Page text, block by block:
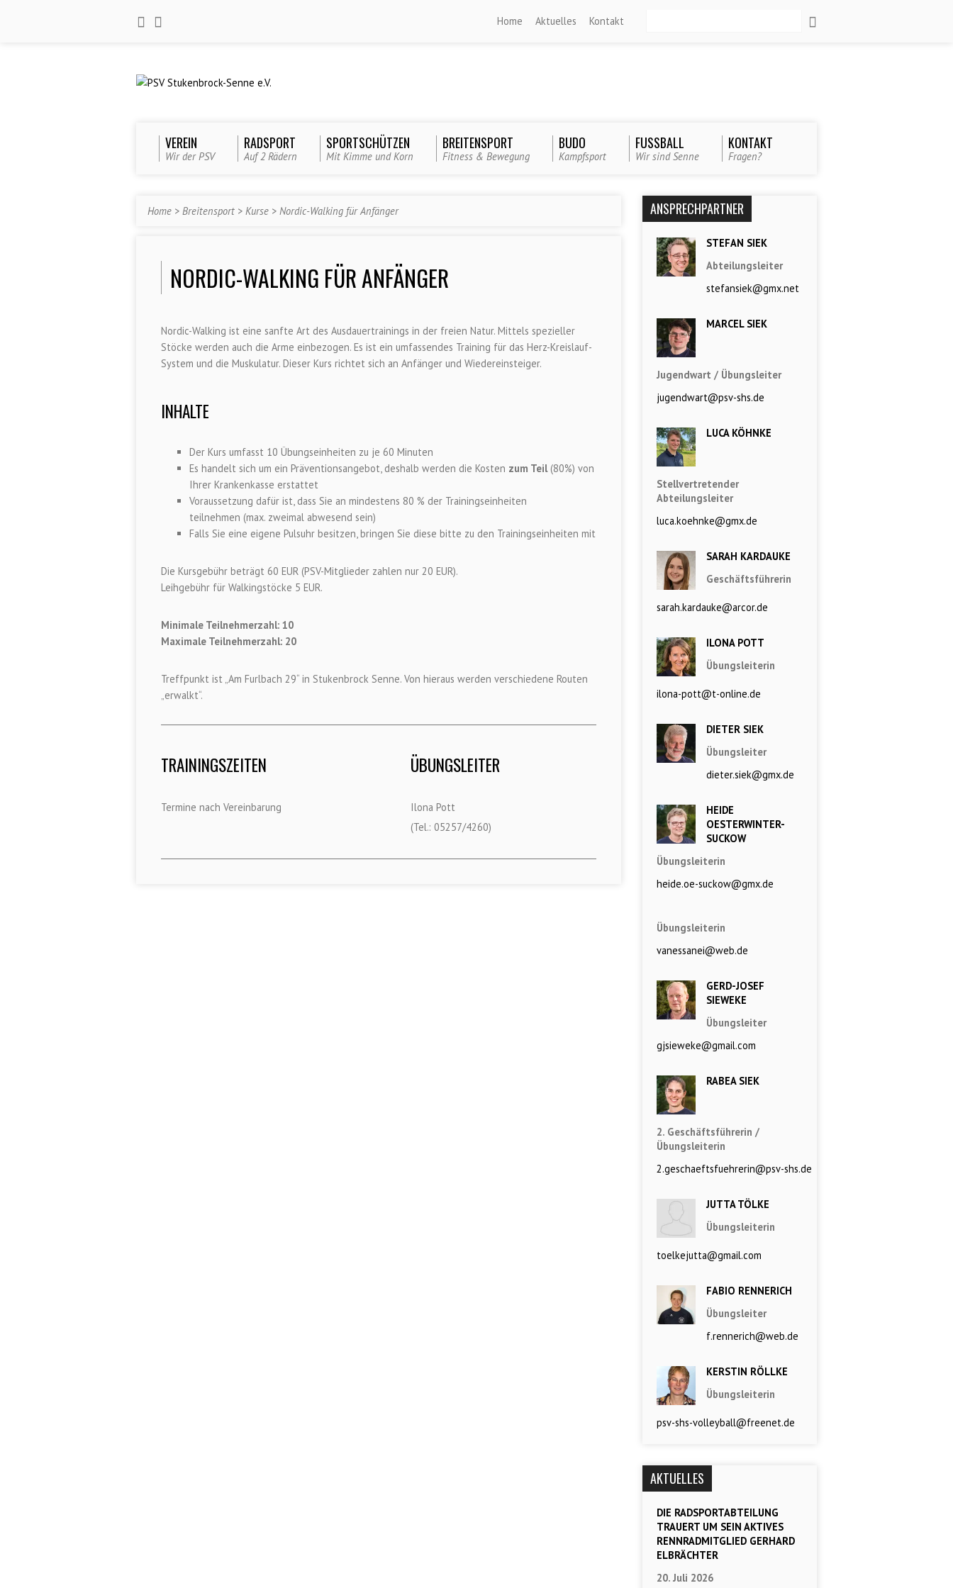
Home Aktuelles Kontakt
VEREIN
Wir der PSV
RADSPORT
Auf 2 Rädern
SPORTSCHÜTZEN
Mit Kimme und Korn
BREITENSPORT
Fitness & Bewegung
BUDO
Kampfsport
FUSSBALL
Wir sind Senne
KONTAKT
Fragen?
Home > Breitensport > Kurse > Nordic-Walking für Anfänger
NORDIC-WALKING FÜR ANFÄNGER
Nordic-Walking ist eine sanfte Art des Ausdauertrainings in der freien Natur. Mittels spezieller
Stöcke werden auch die Arme einbezogen. Es ist ein umfassendes Training für das Herz-Kreislauf-
System und die Muskulatur. Dieser Kurs richtet sich an Anfänger und Wiedereinsteiger.
INHALTE
Der Kurs umfasst 10 Übungseinheiten zu je 60 Minuten
Es handelt sich um ein Präventionsangebot, deshalb werden die Kosten zum Teil(80%) von
Ihrer Krankenkasse erstattet
Voraussetzung dafür ist, dass Sie an mindestens 80 % der Trainingseinheiten
teilnehmen (max. zweimal abwesend sein)
Falls Sie eine eigene Pulsuhr besitzen, bringen Sie diese bitte zu den Trainingseinheiten mit
Die Kursgebühr beträgt 60 EUR (PSV-Mitglieder zahlen nur 20 EUR).
Leihgebühr für Walkingstöcke 5 EUR.
Minimale Teilnehmerzahl: 10
Maximale Teilnehmerzahl: 20
Treffpunkt ist „Am Furlbach 29“ in Stukenbrock Senne. Von hieraus werden verschiedene Routen
„erwalkt“.
TRAININGSZEITEN
Termine nach Vereinbarung
ÜBUNGSLEITER
Ilona Pott
(Tel.: 05257/4260)
ANSPRECHPARTNER
STEFAN SIEK
Abteilungsleiter
stefansiek@gmx.net
MARCEL SIEK
Jugendwart / Übungsleiter
jugendwart@psv-shs.de
LUCA KÖHNKE
Stellvertretender
Abteilungsleiter
luca.koehnke@gmx.de
SARAH KARDAUKE
Geschäftsführerin
sarah.kardauke@arcor.de
ILONA POTT
Übungsleiterin
ilona-pott@t-online.de
DIETER SIEK
Übungsleiter
dieter.siek@gmx.de
HEIDE
OESTERWINTER-
SUCKOW
Übungsleiterin
heide.oe-suckow@gmx.de
Übungsleiterin
vanessanei@web.de
GERD-JOSEF
SIEWEKE
Übungsleiter
gjsieweke@gmail.com
RABEA SIEK
2. Geschäftsführerin /
Übungsleiterin
2.geschaeftsfuehrerin@psv-shs.de
JUTTA TÖLKE
Übungsleiterin
toelkejutta@gmail.com
FABIO RENNERICH
Übungsleiter
f.rennerich@web.de
KERSTIN RÖLLKE
Übungsleiterin
psv-shs-volleyball@freenet.de
AKTUELLES
DIE RADSPORTABTEILUNG
TRAUERT UM SEIN AKTIVES
RENNRADMITGLIED GERHARD
ELBRÄCHTER
20. Juli 2026